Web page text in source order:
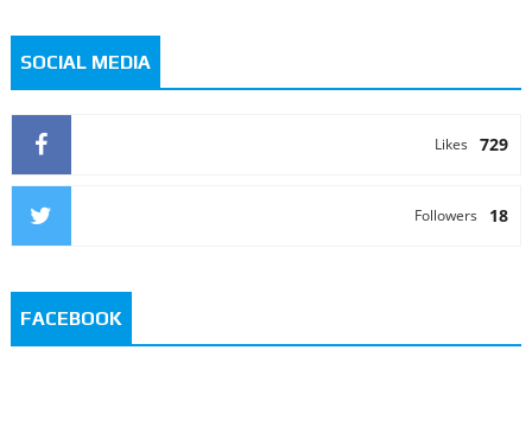
SOCIAL MEDIA
729
Likes
18
Followers
FACEBOOK